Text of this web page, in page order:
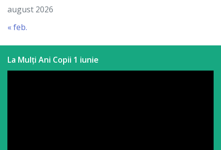
august 2026
« feb.
La Mulți Ani Copii 1 iunie